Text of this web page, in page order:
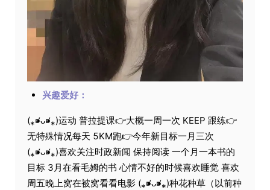
兴趣爱好：
(⁎⁍̴̛ᴗ⁍̴̛⁎)运动 普拉提课👉大概一周一次 KEEP 跟练👉
无特殊情况每天 5KM跑👉今年新目标一月三次
(⁎⁍̴̛ᴗ⁍̴̛⁎)喜欢关注时政新闻 保持阅读 一个月一本书的
目标 3月在看毛姆的书 心情不好的时候喜欢睡觉 喜欢
周五晚上窝在被窝看看电影 (⁎⁍̴̛ᴗ⁍̴̛⁎)种花种草（以前种